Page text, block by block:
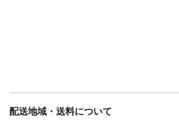
配送地域・送料について